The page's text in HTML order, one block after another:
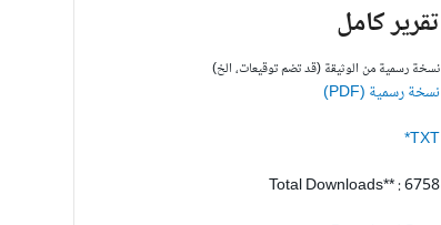
تقرير كامل
نسخة رسمية من الوثيقة (قد تضم توقيعات، الخ)
نسخة رسمية (PDF)
TXT*
Total Downloads** : 6758